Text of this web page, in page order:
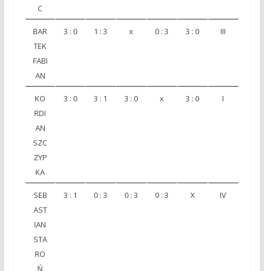
C
BAR
TEK
FABI
AN
3 : 0 1 : 3 x 0 : 3 3 : 0 III
KO
RDI
AN
SZC
ZYP
KA
3 : 0 3 : 1 3 : 0 x 3 : 0 I
SEB
AST
IAN
STA
RO
Ń
3 : 1 0 : 3 0 : 3 0 : 3 X IV